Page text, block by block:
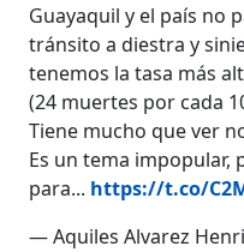
Guayaquil y el país no
tránsito a diestra y
tenemos la tasa más
(24 muertes por cada
Tiene mucho que ver
Es un tema impopular,
para... https://t.co/
— Aquiles Alvarez